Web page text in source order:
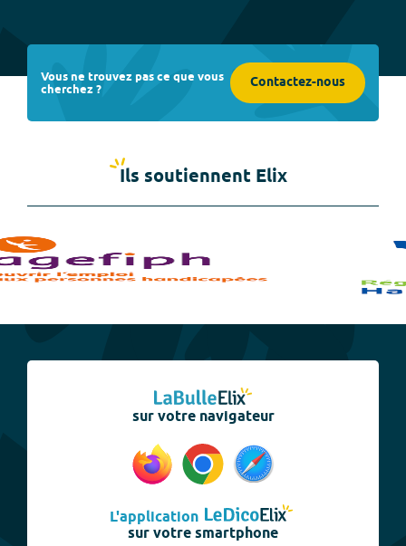
Vous ne trouvez pas ce que vous
cherchez ? Contactez-nous
Ils soutiennent Elix
sur votre navigateur
L'application
sur votre smartphone